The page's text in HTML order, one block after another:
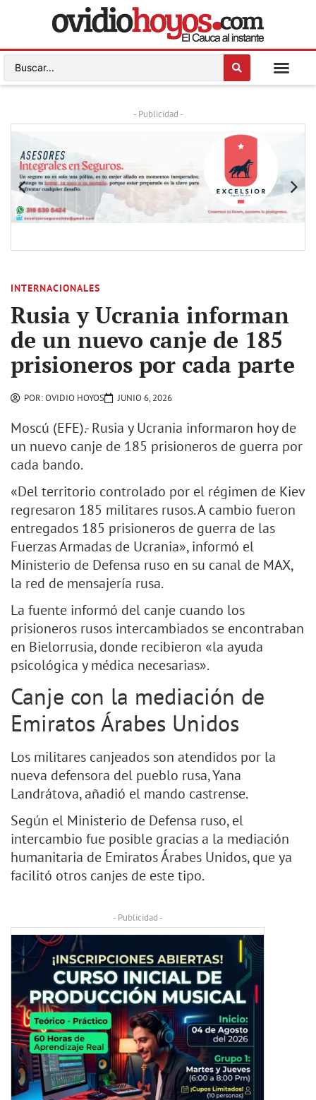
- Publicidad -
INTERNACIONALES
Rusia y Ucrania informan
de un nuevo canje de 185
prisioneros por cada parte
POR:OVIDIO HOYOS JUNIO 6, 2026
Moscú (EFE).- Rusia y Ucrania informaron hoy de
un nuevo canje de 185 prisioneros de guerra por
cada bando.
«Del territorio controlado por el régimen de Kiev
regresaron 185 militares rusos. A cambio fueron
entregados 185 prisioneros de guerra de las
Fuerzas Armadas de Ucrania», informó el
Ministerio de Defensa ruso en su canal de MAX,
la red de mensajería rusa.
La fuente informó del canje cuando los
prisioneros rusos intercambiados se encontraban
en Bielorrusia, donde recibieron «la ayuda
psicológica y médica necesarias».
Canje con la mediación de
Emiratos Árabes Unidos
Los militares canjeados son atendidos por la
nueva defensora del pueblo rusa, Yana
Landrátova, añadió el mando castrense.
Según el Ministerio de Defensa ruso, el
intercambio fue posible gracias a la mediación
humanitaria de Emiratos Árabes Unidos, que ya
facilitó otros canjes de este tipo.
- Publicidad -